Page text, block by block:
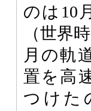
のは10
（世界
月の軌
置を高
つけた